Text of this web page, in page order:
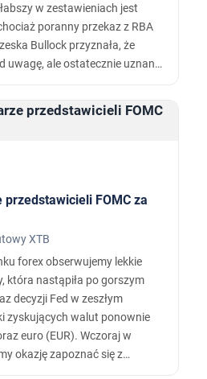
w zestawieniach jest
poranny przekaz z RBA
Bullock przyznała, że
uwagę, ale ostatecznie uznano,
FOMC za
XTB
forex obserwujemy lekkie
która nastąpiła po gorszym
decyzji Fed w zeszłym
zyskujących walut ponownie
euro (EUR). Wczoraj w
okazję zapoznać się z